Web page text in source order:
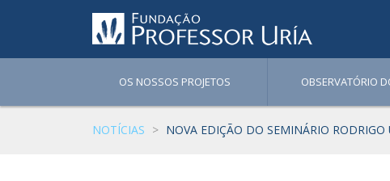
OS NOSSOS PROJETOS OBSERVATÓRIO
NOTÍCIAS NOVA EDIÇÃO DO SEMINÁRIO RODRIGO